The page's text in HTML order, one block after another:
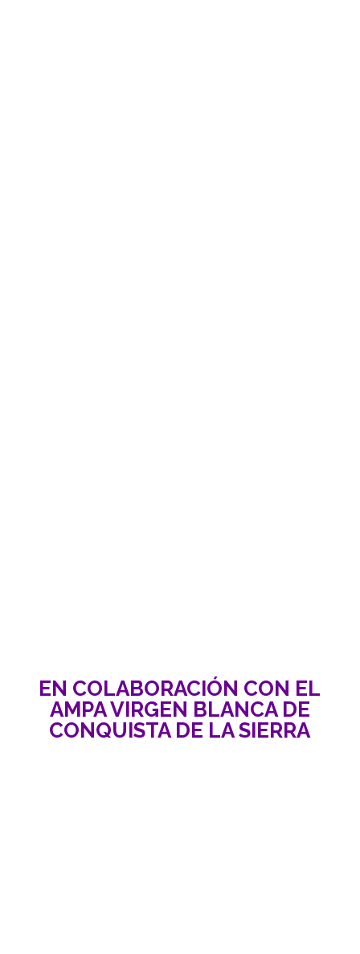
EN COLABORACIÓN CON EL
AMPA VIRGEN BLANCA DE
CONQUISTA DE LA SIERRA